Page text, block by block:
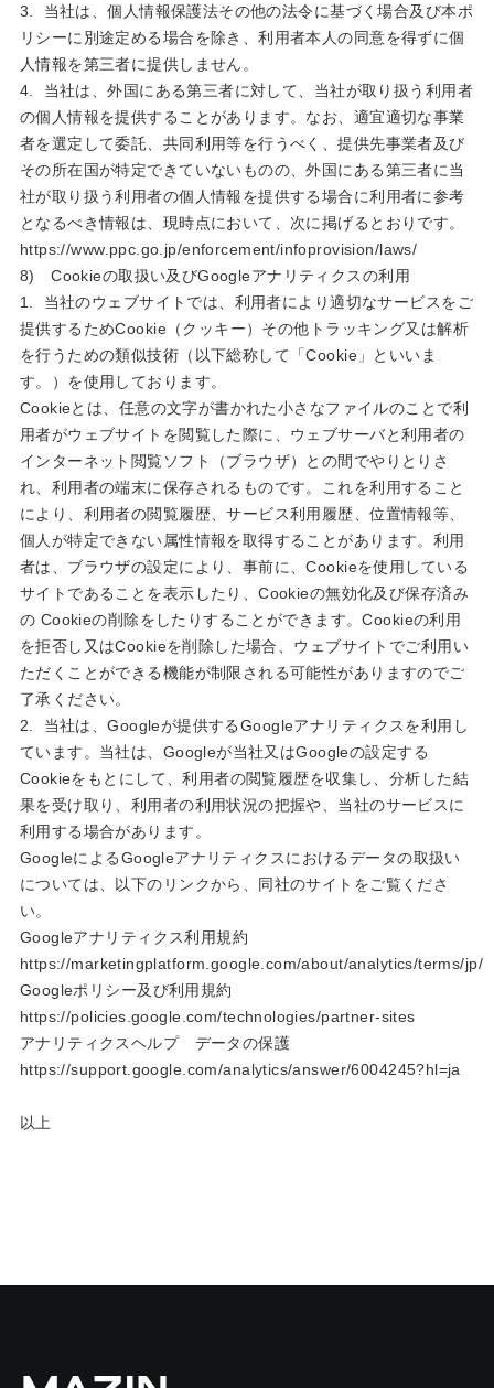
3. 当社は、個人情報保護法その他の法令に基づく場合及び本ポ
リシーに別途定める場合を除き、利用者本人の同意を得ずに個
人情報を第三者に提供しません。
4. 当社は、外国にある第三者に対して、当社が取り扱う利用者
の個人情報を提供することがあります。なお、適宜適切な事業
者を選定して委託、共同利用等を行うべく、提供先事業者及び
その所在国が特定できていないものの、外国にある第三者に当
社が取り扱う利用者の個人情報を提供する場合に利用者に参考
となるべき情報は、現時点において、次に掲げるとおりです。
https://www.ppc.go.jp/enforcement/infoprovision/laws/
8) Cookieの取扱い及びGoogleアナリティクスの利用
1. 当社のウェブサイトでは、利用者により適切なサービスをご
提供するためCookie（クッキー）その他トラッキング又は解析
を行うための類似技術（以下総称して「Cookie」といいま
す。）を使用しております。
Cookieとは、任意の文字が書かれた小さなファイルのことで利
用者がウェブサイトを閲覧した際に、ウェブサーバと利用者の
インターネット閲覧ソフト（ブラウザ）との間でやりとりさ
れ、利用者の端末に保存されるものです。これを利用すること
により、利用者の閲覧履歴、サービス利用履歴、位置情報等、
個人が特定できない属性情報を取得することがあります。利用
者は、ブラウザの設定により、事前に、Cookieを使用している
サイトであることを表示したり、Cookieの無効化及び保存済み
の Cookieの削除をしたりすることができます。Cookieの利用
を拒否し又はCookieを削除した場合、ウェブサイトでご利用い
ただくことができる機能が制限される可能性がありますのでご
了承ください。
2. 当社は、Googleが提供するGoogleアナリティクスを利用し
ています。当社は、Googleが当社又はGoogleの設定する
Cookieをもとにして、利用者の閲覧履歴を収集し、分析した結
果を受け取り、利用者の利用状況の把握や、当社のサービスに
利用する場合があります。
GoogleによるGoogleアナリティクスにおけるデータの取扱い
については、以下のリンクから、同社のサイトをご覧くださ
い。
Googleアナリティクス利用規約
https://marketingplatform.google.com/about/analytics/terms/jp/
Googleポリシー及び利用規約
https://policies.google.com/technologies/partner-sites
アナリティクスヘルプ データの保護
https://support.google.com/analytics/answer/6004245?hl=ja
以上